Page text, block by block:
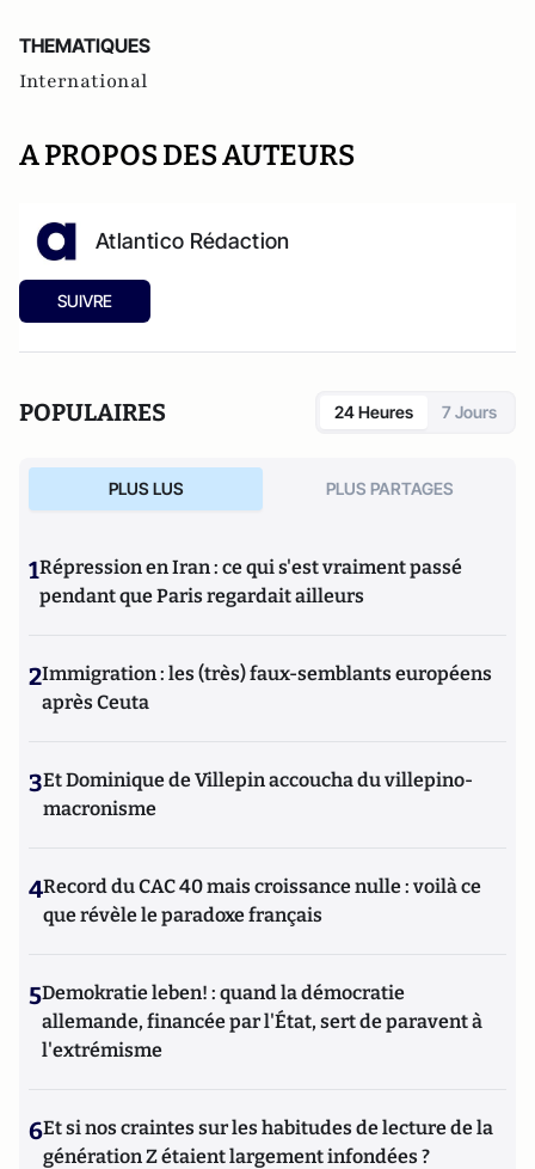
THEMATIQUES
International
A PROPOS DES AUTEURS
Atlantico Rédaction
SUIVRE
POPULAIRES 24 Heures 7 Jours
PLUS LUS PLUS PARTAGES
1Répression en Iran : ce qui s'est vraiment passé
pendant que Paris regardait ailleurs
2Immigration : les (très) faux-semblants européens
après Ceuta
3Et Dominique de Villepin accoucha du villepino-
macronisme
4Record du CAC 40 mais croissance nulle : voilà ce
que révèle le paradoxe français
5Demokratie leben! : quand la démocratie
allemande, financée par l'État, sert de paravent à
l'extrémisme
6Et si nos craintes sur les habitudes de lecture de la
génération Z étaient largement infondées ?